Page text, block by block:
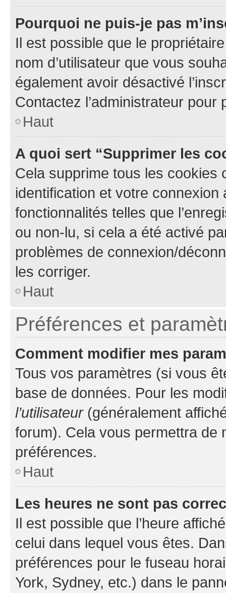
Pourquoi ne puis-je pas
Il est possible que le
nom d’utilisateur que vous
également avoir désactivé
Contactez l’administrateur
Haut
A quoi sert “Supprimer les
Cela supprime tous les cookies
identification et votre
fonctionnalités telles que
ou non-lu, si cela a été activé
problèmes de connexion/
les corriger.
Haut
Préférences et
Comment modifier mes
Tous vos paramètres (si vous
base de données. Pour les
l’utilisateur(généralement
forum). Cela vous permettra de
préférences.
Haut
Les heures ne sont pas
Il est possible que l’heure
celui dans lequel vous êtes.
préférences pour le fuseau
York, Sydney, etc.) dans le